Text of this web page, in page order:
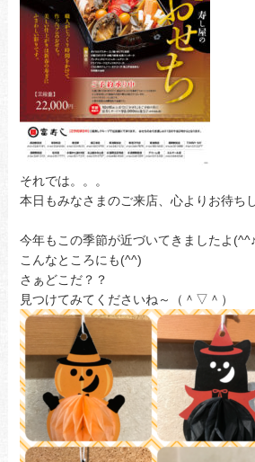
それでは。。。
本日もみなさまのご来店、心よりお待
今年もこの季節が近づいてきましたよ(^^♪
こんなところにも(^^)
さぁどこだ？？
見つけてみてくださいね～（＾▽＾）